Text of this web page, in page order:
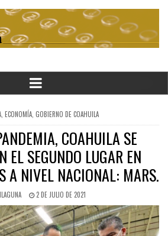
, ECONOMÍA, GOBIERNO DE COAHUILA
COAHUILA SE
EL SEGUNDO LUGAR EN
A NIVEL NACIONAL: MARS.
2 DE JULIO DE 2021